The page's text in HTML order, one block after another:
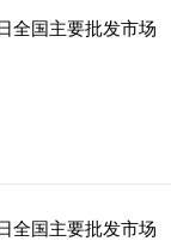
全国主要批发市场
全国主要批发市场